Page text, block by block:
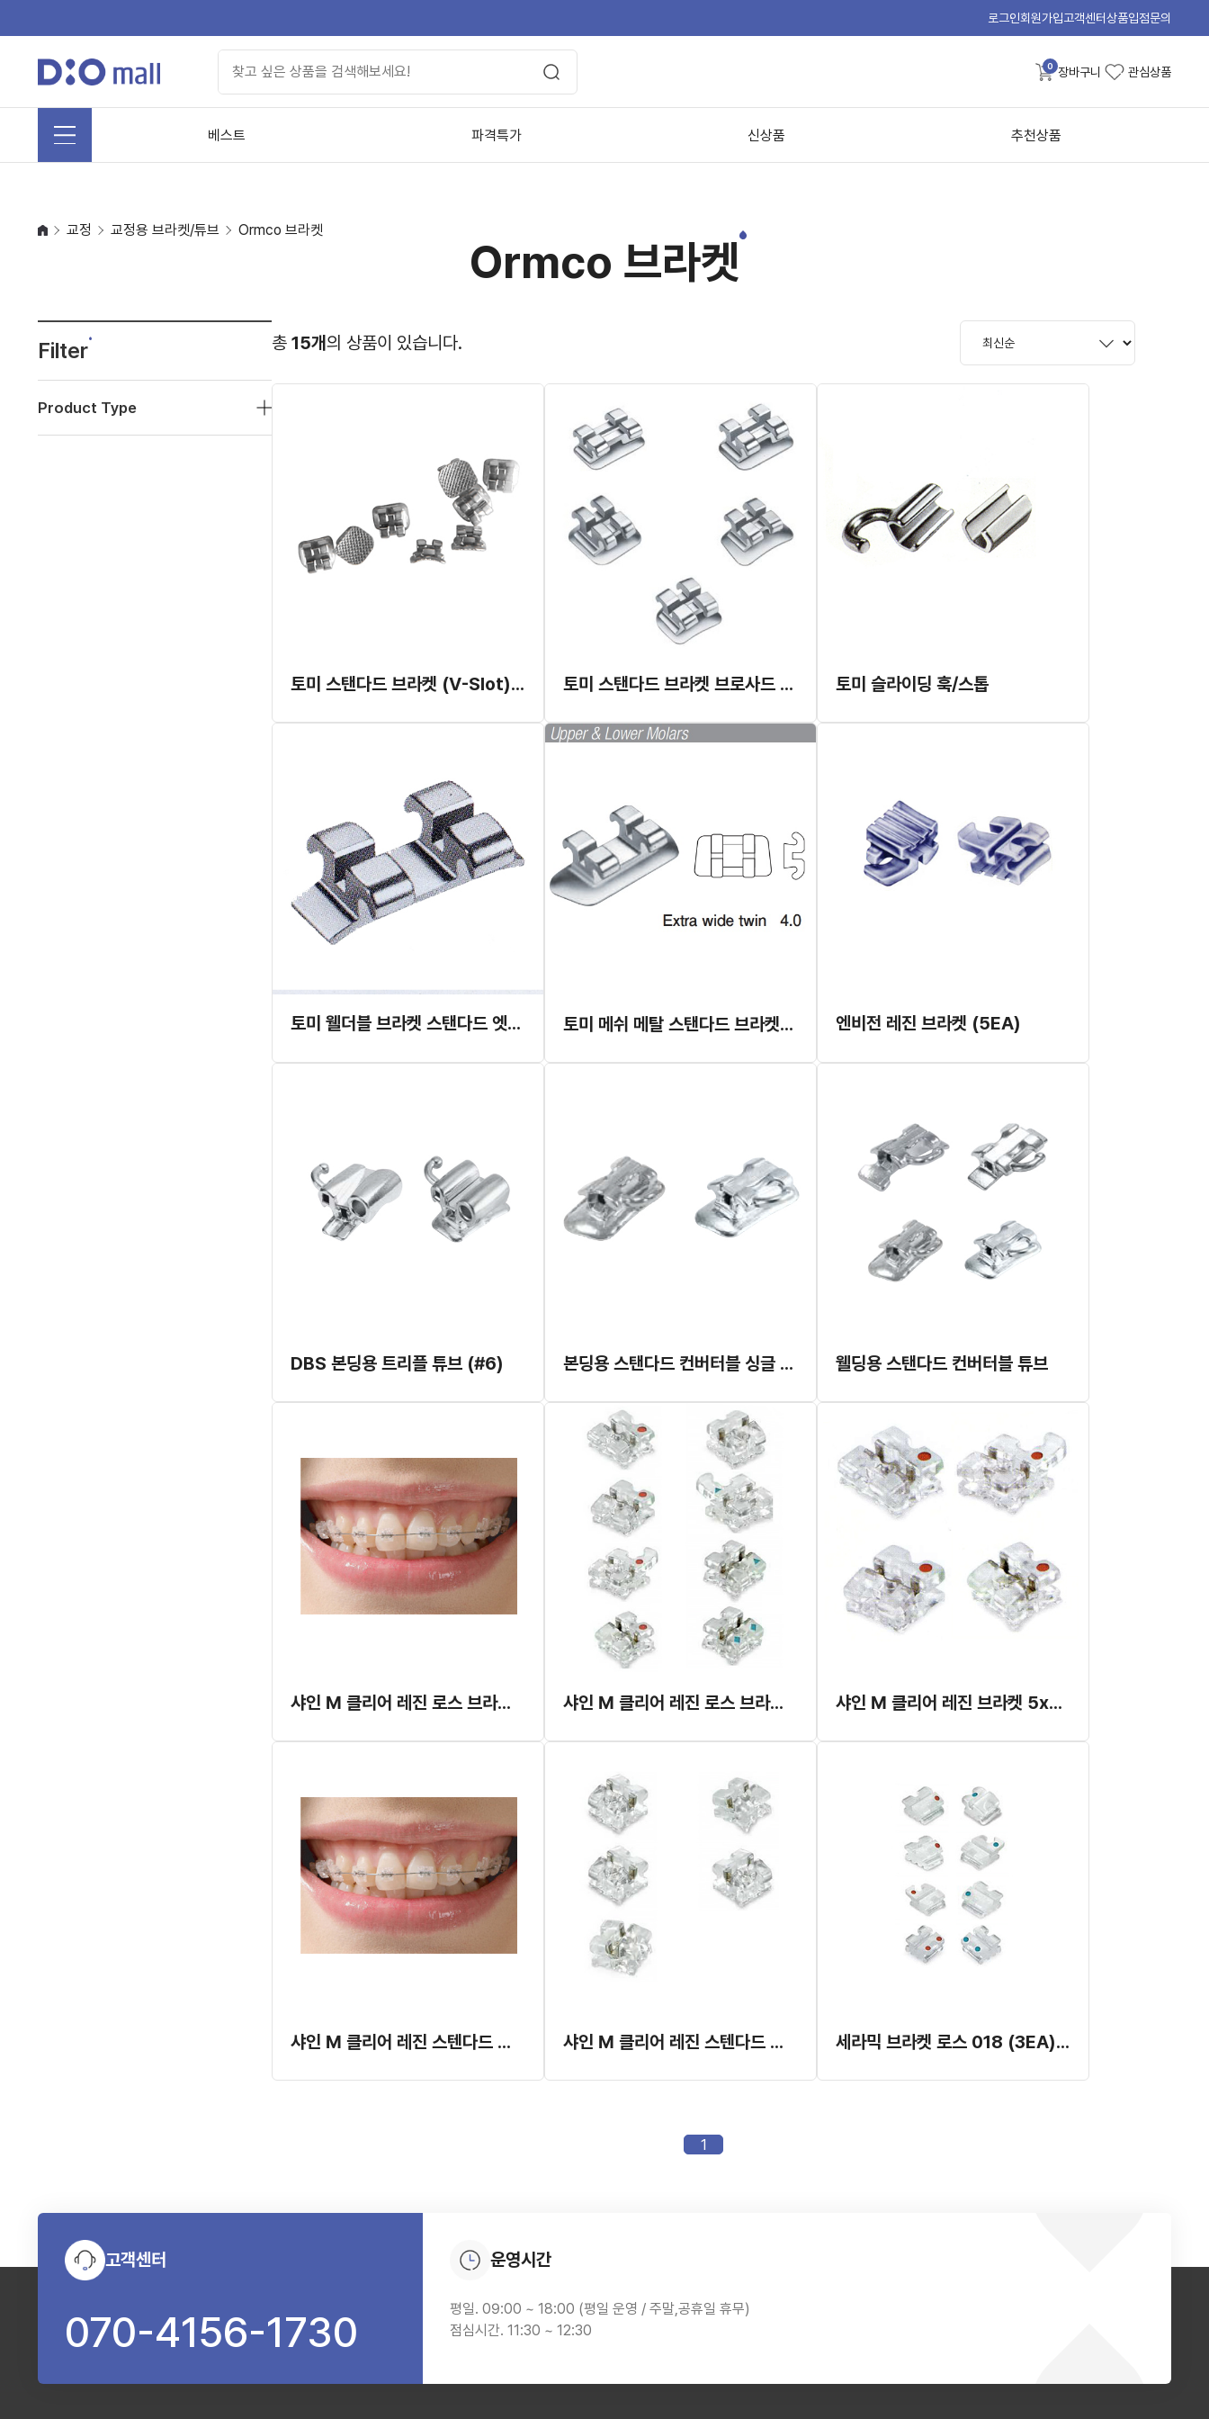
로그인회원가입고객센터상품입점문의
0 장바구니 관심상품
베스트 파격특가 신상품 추천상품
교정 교정용 브라켓/튜브 Ormco 브라켓
Ormco 브라켓
Filter
Product Type
총 15개의 상품이 있습니다.
토미 스탠다드 브라켓 (V-Slot) 022 토미 스탠다드 브라켓 브로사드 022 토미 슬라이딩 훅/스톱
토미 웰더블 브라켓 스탠다드 엣지와이즈 토미 메쉬 메탈 스탠다드 브라켓 엑스트라 와이드 (DBS) 엔비전 레진 브라켓 (5EA)
DBS 본딩용 트리플 튜브 (#6) 본딩용 스탠다드 컨버터블 싱글 튜브 웰딩용 스탠다드 컨버터블 튜브
샤인 M 클리어 레진 로스 브라켓 (대승) (구형) 샤인 M 클리어 레진 로스 브라켓 (대승) (신형) 샤인 M 클리어 레진 브라켓 5x5 세트
샤인 M 클리어 레진 스텐다드 브라켓 (대승) (구형) 샤인 M 클리어 레진 스텐다드 브라켓 (대승) (신형) 세라믹 브라켓 로스 018 (3EA) (대승)
1
고객센터
070-4156-1730
운영시간
평일. 09:00 ~ 18:00 (평일 운영 / 주말,공휴일 휴무)
점심시간. 11:30 ~ 12:30